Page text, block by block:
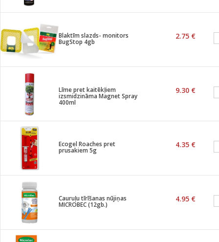
Blaktīm slazds- monitors
BugStop 4gb
2.75 €
Līme pret kaitēkļiem
izsmidzināma Magnet Spray
400ml
9.30 €
Ecogel Roaches pret
prusakiem 5g
4.35 €
Cauruļu tīrīšanas nūjiņas
MICROBEC (12gb.)
4.95 €